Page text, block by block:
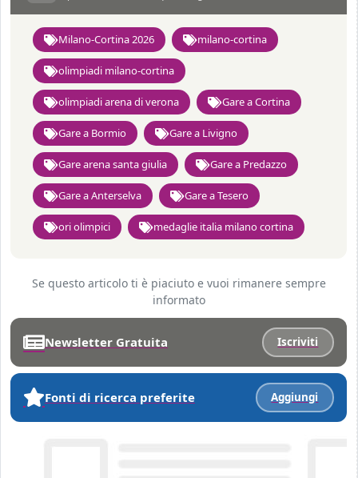
Milano-Cortina 2026 milano-cortina
olimpiadi milano-cortina
olimpiadi arena di verona Gare a Cortina
Gare a Bormio Gare a Livigno
Gare arena santa giulia Gare a Predazzo
Gare a Anterselva Gare a Tesero
ori olimpici medaglie italia milano cortina
Se questo articolo ti è piaciuto e vuoi rimanere sempre
informato
Newsletter Gratuita Iscriviti
Fonti di ricerca preferite Aggiungi